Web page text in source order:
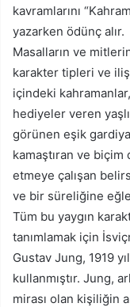
kavramlarını
yazarken ödünç alır.
Masalların ve
karakter tipleri ve
içindeki
hediyeler veren
görünen eşik
kamaştıran ve biçim
etmeye çalışan
ve bir süreliğine
Tüm bu yaygın
tanımlamak için
Gustav Jung, 1919
kullanmıştır. Jung,
mirası olan kişiliğin